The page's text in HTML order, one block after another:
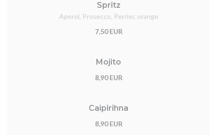
Spritz
Aperol, Prosecco, Perrier, orange
7,50 EUR
Mojito
8,90 EUR
Caipirihna
8,90 EUR